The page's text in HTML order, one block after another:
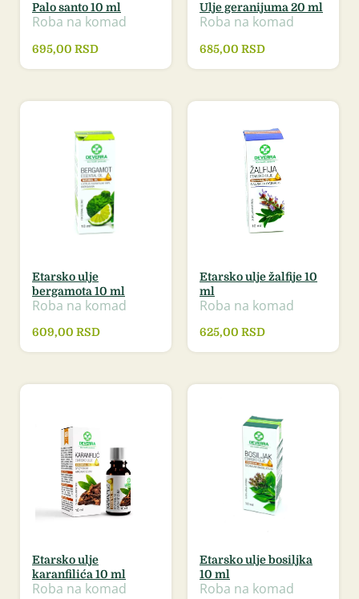
Palo santo 10 ml
Roba na komad
695,00 RSD
Ulje geranijuma 20 ml
Roba na komad
685,00 RSD
Etarsko ulje
bergamota 10 ml
Roba na komad
609,00 RSD
Etarsko ulje žalfije 10
ml
Roba na komad
625,00 RSD
Etarsko ulje
karanfilića 10 ml
Roba na komad
Etarsko ulje bosiljka
10 ml
Roba na komad